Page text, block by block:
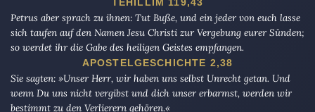
Petrus aber sprach zu ihnen: Tut Buße, und ein jeder von euch lasse
sich taufen auf den Namen Jesu Christi zur Vergebung eurer Sünden;
so werdet ihr die Gabe des heiligen Geistes empfangen.
APOSTELGESCHICHTE 2,38
Sie sagten: »Unser Herr, wir haben uns selbst Unrecht getan. Und
wenn Du uns nicht vergibst und dich unser erbarmst, werden wir
bestimmt zu den Verlierern gehören.«